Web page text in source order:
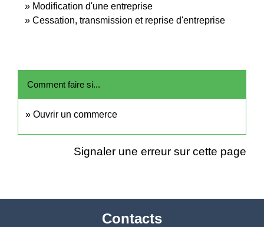
Modification d'une entreprise
Cessation, transmission et reprise d'entreprise
Comment faire si...
Ouvrir un commerce
Signaler une erreur sur cette page
Contacts